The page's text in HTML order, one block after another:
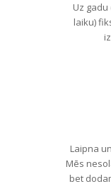
Uz
laiku)
Laipna
Mēs
bet